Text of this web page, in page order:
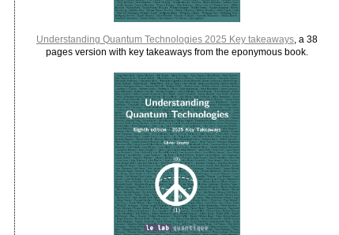
Understanding Quantum Technologies 2025 Key takeaways, a 38
pages version with key takeaways from the eponymous book.